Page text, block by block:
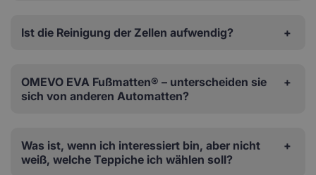
Ist die Reinigung der Zellen aufwendig?
OMEVO EVA Fußmatten® – unterscheiden sie
sich von anderen Automatten?
Was ist, wenn ich interessiert bin, aber nicht
weiß, welche Teppiche ich wählen soll?